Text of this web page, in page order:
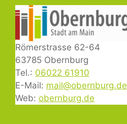
Römerstrasse 62-64
63785 Obernburg
Tel.: 06022 61910
E-Mail: mail@obernburg.de
Web: obernburg.de